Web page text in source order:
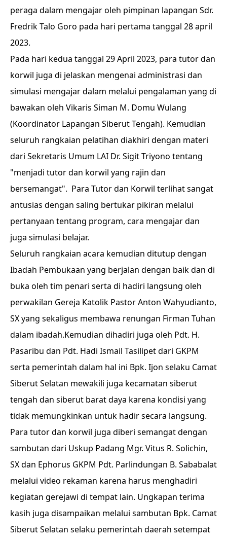
peraga dalam mengajar oleh pimpinan lapangan Sdr.
Fredrik Talo Goro pada hari pertama tanggal 28 april
2023.
Pada hari kedua tanggal 29 April 2023, para tutor dan
korwil juga di jelaskan mengenai administrasi dan
simulasi mengajar dalam melalui pengalaman yang di
bawakan oleh Vikaris Siman M. Domu Wulang
(Koordinator Lapangan Siberut Tengah). Kemudian
seluruh rangkaian pelatihan diakhiri dengan materi
dari Sekretaris Umum LAI Dr. Sigit Triyono tentang
"menjadi tutor dan korwil yang rajin dan
bersemangat". Para Tutor dan Korwil terlihat sangat
antusias dengan saling bertukar pikiran melalui
pertanyaan tentang program, cara mengajar dan
juga simulasi belajar.
Seluruh rangkaian acara kemudian ditutup dengan
Ibadah Pembukaan yang berjalan dengan baik dan di
buka oleh tim penari serta di hadiri langsung oleh
perwakilan Gereja Katolik Pastor Anton Wahyudianto,
SX yang sekaligus membawa renungan Firman Tuhan
dalam ibadah.Kemudian dihadiri juga oleh Pdt. H.
Pasaribu dan Pdt. Hadi Ismail Tasilipet dari GKPM
serta pemerintah dalam hal ini Bpk. Ijon selaku Camat
Siberut Selatan mewakili juga kecamatan siberut
tengah dan siberut barat daya karena kondisi yang
tidak memungkinkan untuk hadir secara langsung.
Para tutor dan korwil juga diberi semangat dengan
sambutan dari Uskup Padang Mgr. Vitus R. Solichin,
SX dan Ephorus GKPM Pdt. Parlindungan B. Sababalat
melalui video rekaman karena harus menghadiri
kegiatan gerejawi di tempat lain. Ungkapan terima
kasih juga disampaikan melalui sambutan Bpk. Camat
Siberut Selatan selaku pemerintah daerah setempat